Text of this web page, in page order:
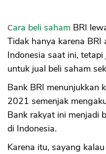
Cara beli saham BRI
Tidak hanya karena BRI
Indonesia saat ini,
untuk jual beli saham
Bank BRI menunjukkan
2021 semenjak
Bank rakyat ini menjadi
di Indonesia.
Karena itu, sayang